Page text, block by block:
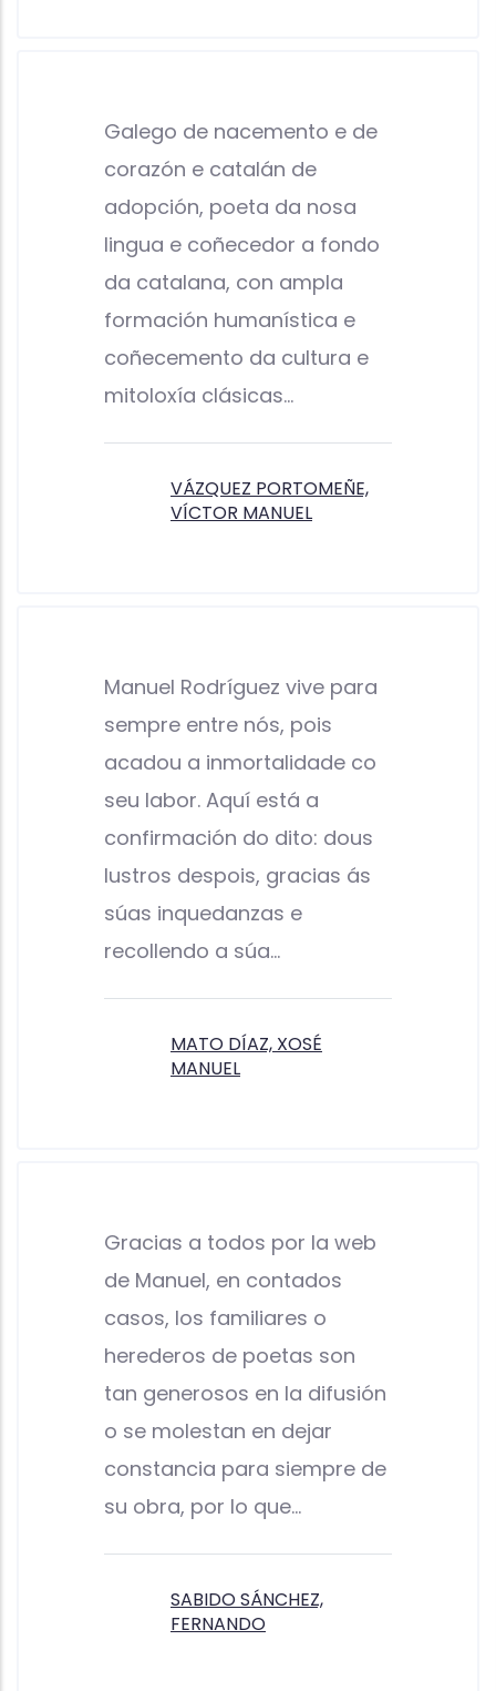
Galego de nacemento e de
corazón e catalán de
adopción, poeta da nosa
lingua e coñecedor a fondo
da catalana, con ampla
formación humanística e
coñecemento da cultura e
mitoloxía clásicas...
VÁZQUEZ PORTOMEÑE,
VÍCTOR MANUEL
Manuel Rodríguez vive para
sempre entre nós, pois
acadou a inmortalidade co
seu labor. Aquí está a
confirmación do dito: dous
lustros despois, gracias ás
súas inquedanzas e
recollendo a súa…
MATO DÍAZ, XOSÉ
MANUEL
Gracias a todos por la web
de Manuel, en contados
casos, los familiares o
herederos de poetas son
tan generosos en la difusión
o se molestan en dejar
constancia para siempre de
su obra, por lo que…
SABIDO SÁNCHEZ,
FERNANDO